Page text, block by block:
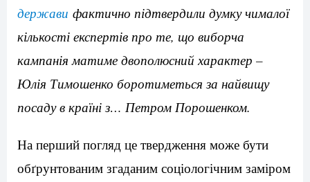
держави фактично підтвердили думку чималої
кількості експертів про те, що виборча
кампанія матиме двополюсний характер –
Юлія Тимошенко боротиметься за найвищу
посаду в країні з… Петром Порошенком.
На перший погляд це твердження може бути
обґрунтованим згаданим соціологічним заміром